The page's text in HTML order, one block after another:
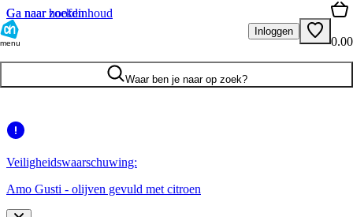
Ga naar hoofdinhoud
Ga naar zoeken
menu
Inloggen
0.00
Waar ben je naar op zoek?
Veiligheidswaarschuwing:
Amo Gusti - olijven gevuld met citroen